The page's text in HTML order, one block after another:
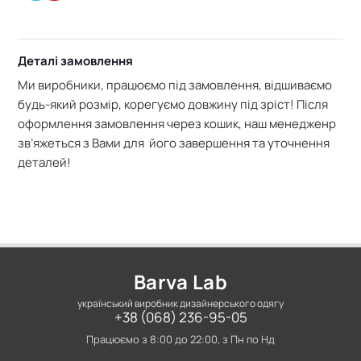
Деталі замовлення
Ми виробники, працюємо під замовлення, відшиваємо
будь-який розмір, корегуємо довжину під зріст! Після
оформлення замовлення через кошик, наш менедженр
зв’яжеться з Вами для його завершення та уточнення
деталей!
Barva Lab
український виробник дизайнерського одягу
+38 (068) 236-95-05
Працюємо з 8:00 до 22:00, з Пн по Нд